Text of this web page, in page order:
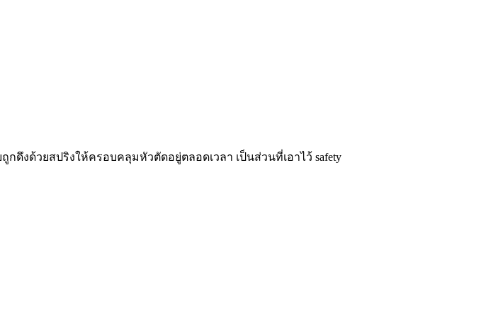
งด้วยสปริงให้ครอบคลุมหัวตัดอยู่ตลอดเวลา เป็นส่วนที่เอาไว้ safety